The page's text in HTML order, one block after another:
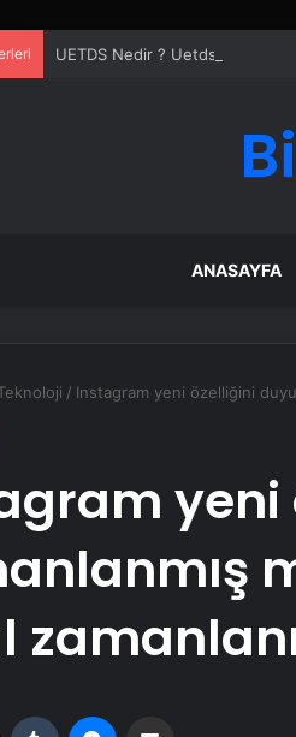
UETDS Nedir ? Uetds.com İle
ANASAYFA
/ Instagram yeni özelliğini
Tumblr